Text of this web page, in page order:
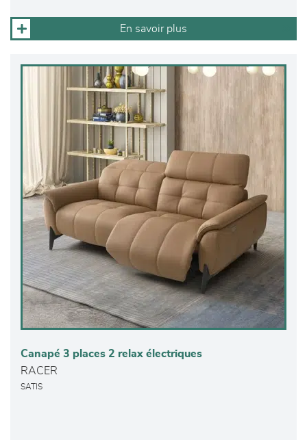
En savoir plus
Canapé 3 places 2 relax électriques
RACER
SATIS